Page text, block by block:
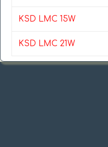
KSD LMC 15W
KSD LMC 21W